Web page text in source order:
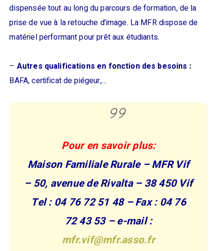
dispensée tout au long du parcours de formation, de la
prise de vue à la retouche d’image. La MFR dispose de
matériel performant pour prêt aux étudiants.
– Autres qualifications en fonction des besoins :
BAFA, certificat de piégeur,…
Pour en savoir plus:
Maison Familiale Rurale – MFR Vif
– 50, avenue de Rivalta –38 450 Vif
Tel : 04 76 72 51 48–Fax : 04 76
72 43 53– e-mail :
mfr.vif@mfr.asso.fr